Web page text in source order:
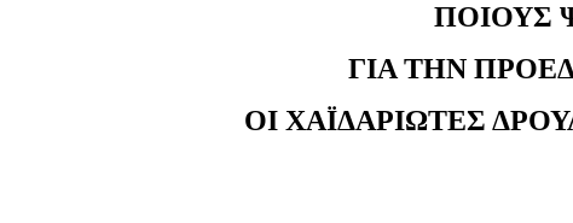
ΠΟΙΟΥΣ
ΓΙΑ ΤΗΝ
ΟΙ ΧΑΪΔΑΡΙΩΤΕΣ